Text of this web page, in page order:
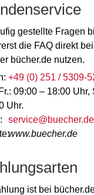
gestellte Fragen
die FAQ direkt
bücher.de nutzen.
+49 (0) 251 / 5309-
09:00 – 18:00 Uhr,
Uhr.
service@buecher.de
www.buecher.de
ist bei